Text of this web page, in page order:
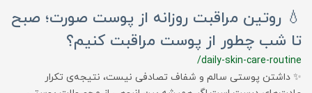
💧 روتین مراقبت روزانه از پوست صورت؛ صبح
تا شب چطور از پوست مراقبت کنیم؟
/daily-skin-care-routine
✨ داشتن پوستی سالم و شفاف تصادفی نیست، نتیجه‌ی تکرار